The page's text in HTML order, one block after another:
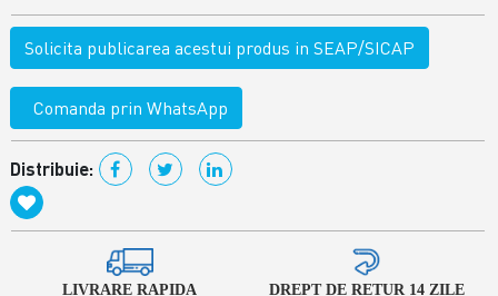
Solicita publicarea acestui produs in SEAP/SICAP
Comanda prin WhatsApp
Distribuie:
LIVRARE RAPIDA
DREPT DE RETUR 14 ZILE